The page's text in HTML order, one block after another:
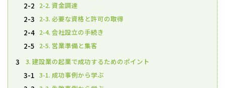
2-2 2-2. 資金調達
2-3 2-3. 必要な資格と許可の取得
2-4 2-4. 会社設立の手続き
2-5 2-5. 営業準備と集客
3
3. 建設業の起業で成功するためのポイント
3-1 3-1. 成功事例から学ぶ